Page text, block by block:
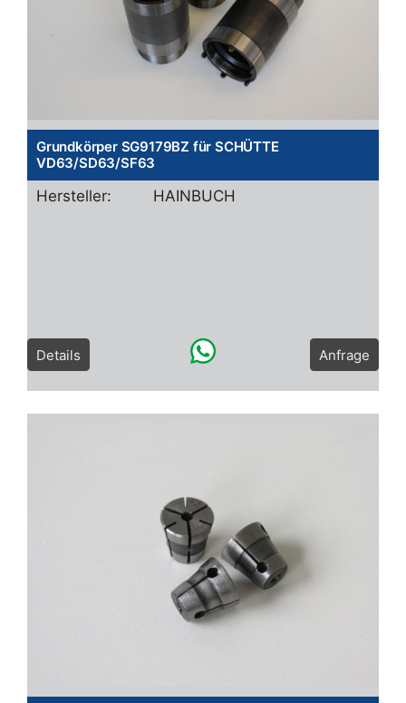
Grundkörper SG9179BZ für SCHÜTTE
VD63/SD63/SF63
Hersteller: HAINBUCH
Details Anfrage